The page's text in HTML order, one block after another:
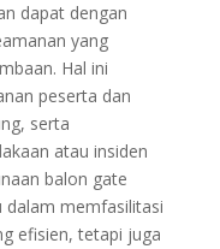
dapat dengan
yang
Hal ini
peserta dan
serta
atau insiden
balon gate
memfasilitasi
efisien, tetapi juga